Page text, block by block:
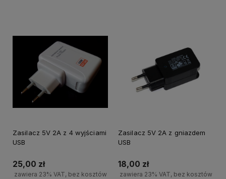
Zasilacz 5V 2A z 4 wyjściami
USB
25,00 zł
zawiera 23% VAT, bez kosztów
Zasilacz 5V 2A z gniazdem
USB
18,00 zł
zawiera 23% VAT, bez kosztów